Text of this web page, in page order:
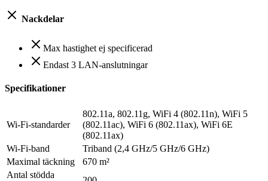
Nackdelar
Max hastighet ej specificerad
Endast 3 LAN-anslutningar
Specifikationer
Wi-Fi-standarder
802.11a, 802.11g, WiFi 4 (802.11n), WiFi 5
(802.11ac), WiFi 6 (802.11ax), WiFi 6E
(802.11ax)
Wi-Fi-band
Triband (2,4 GHz/5 GHz/6 GHz)
Maximal täckning
670 m²
Antal stödda